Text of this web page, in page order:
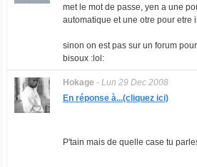
met le mot de passe, yen a une
automatique et une otre pour etre
sinon on est pas sur un forum
bisoux :lol:
Hokage - Lun 29 Dec 2008
En réponse à...(cliquez ici)
P'tain mais de quelle case tu